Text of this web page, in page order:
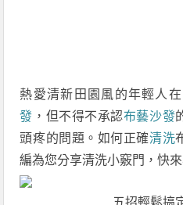
熱愛清新田園風的年輕人
發 ，但不得不承認布藝沙發
頭疼的問題。如何正確清洗
編為您分享清洗小竅門，快來
五招輕鬆搞